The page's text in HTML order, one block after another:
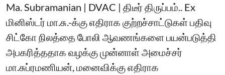
Ma. Subramanian | DVAC | திடீர் திருப்பம்.. Ex
மினிஸ்டர் மா.சு.-க்கு எதிராக குற்றச்சாட்டுகள் பதிவு
சிட்கோ நிலத்தை போலி ஆவணங்களை பயன்படுத்தி
அபகரித்ததாக வழக்கு முன்னாள் அமைச்சர்
மா.சுப்ரமணியன், மனைவிக்கு எதிராக